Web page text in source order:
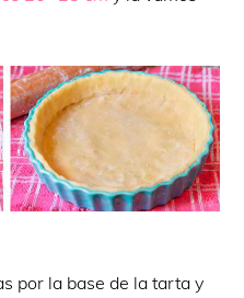
por la base de la tarta y